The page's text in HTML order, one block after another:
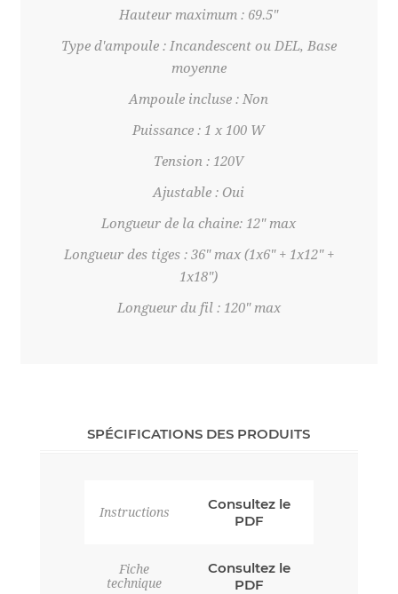
Hauteur maximum : 69.5"
Type d'ampoule : Incandescent ou DEL, Base
moyenne
Ampoule incluse : Non
Puissance : 1 x 100 W
Tension : 120V
Ajustable : Oui
Longueur de la chaine: 12" max
Longueur des tiges : 36" max (1x6" + 1x12" +
1x18")
Longueur du fil : 120" max
SPÉCIFICATIONS DES PRODUITS
Instructions
Consultez le
PDF
Fiche
technique
Consultez le
PDF